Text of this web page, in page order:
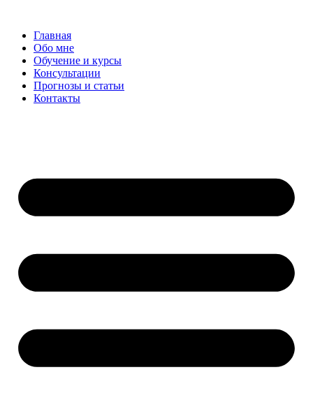
содержимому
Главная
Обо мне
Обучение и курсы
Консультации
Прогнозы и статьи
Контакты